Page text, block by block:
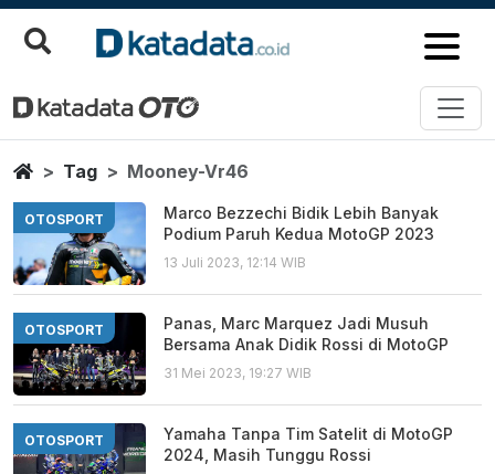
Mooney Vr46
Berita Terbaru
HomeTag Mooney-Vr46
OTOSPORT
Marco Bezzechi Bidik Lebih Banyak
Podium Paruh Kedua MotoGP 2023
13 Juli 2023, 12:14 WIB
OTOSPORT
Panas, Marc Marquez Jadi Musuh
Bersama Anak Didik Rossi di MotoGP
31 Mei 2023, 19:27 WIB
OTOSPORT
Yamaha Tanpa Tim Satelit di MotoGP
2024, Masih Tunggu Rossi